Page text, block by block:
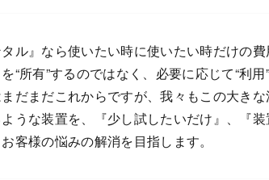
ル』なら使いたい時に使いたい時だけの費
所有”するのではなく、必要に応じて“利用
だまだこれからですが、我々もこの大き
うな装置を、『少し試したいだけ』、『
客様の悩みの解消を目指します。